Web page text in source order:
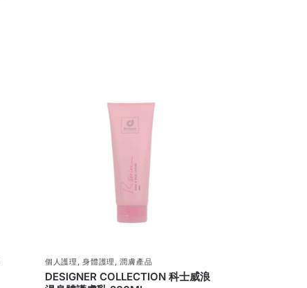
個人護理 ,身體護理 ,潤膚產品
DESIGNER COLLECTION 科士威浪